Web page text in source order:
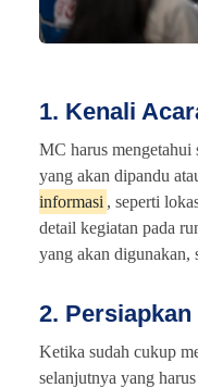
1. Kenali
MC harus mengetahui
yang akan dipandu
informasi , seperti
detail kegiatan pada
yang akan digunakan,
2.
Ketika sudah cukup
selanjutnya yang